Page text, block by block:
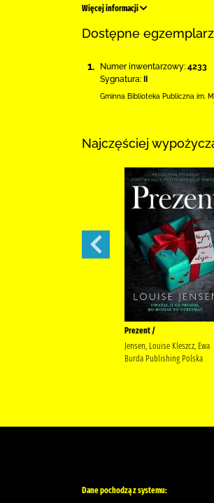
Więcej informacji
Dostępne
1. Numer inwentarzowy: 4233
Sygnatura:
Gminna Biblioteka Publiczna im.
Najczęściej
Prezent /
Jensen, Louise Kleszcz, Ewa
Burda Publishing Polska
Dane pochodzą z systemu: